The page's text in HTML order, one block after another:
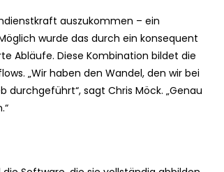
auszukommen – ein
wurde das durch ein konsequent
Abläufe. Diese Kombination bildet die
„Wir haben den Wandel, den wir bei
durchgeführt“, sagt Chris Möck. „Genau